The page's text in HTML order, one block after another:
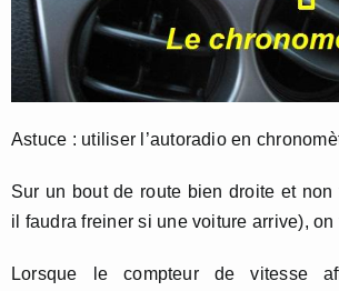
Astuce : utiliser l’autoradio en
Sur un bout de route bien droite et non
il faudra freiner si une voiture arrive), on
Lorsque le compteur de vitesse